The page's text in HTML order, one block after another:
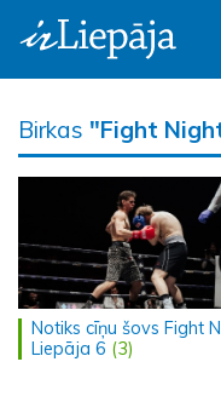
Birkas "Fight
Notiks cīņu šovs Fight
Liepāja 6 (3)